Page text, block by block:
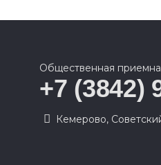
Общественная
+7 (3842)
​Кемерово,